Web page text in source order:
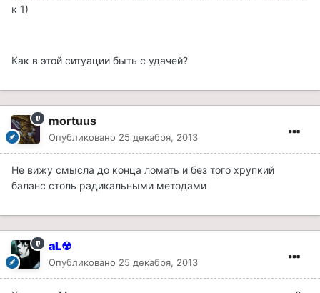
к 1)
Как в этой ситуации быть с удачей?
mortuus
Опубликовано 25 декабря, 2013
Не вижу смысла до конца ломать и без того хрупкий
баланс столь радикальными методами
aL☢
Опубликовано 25 декабря, 2013